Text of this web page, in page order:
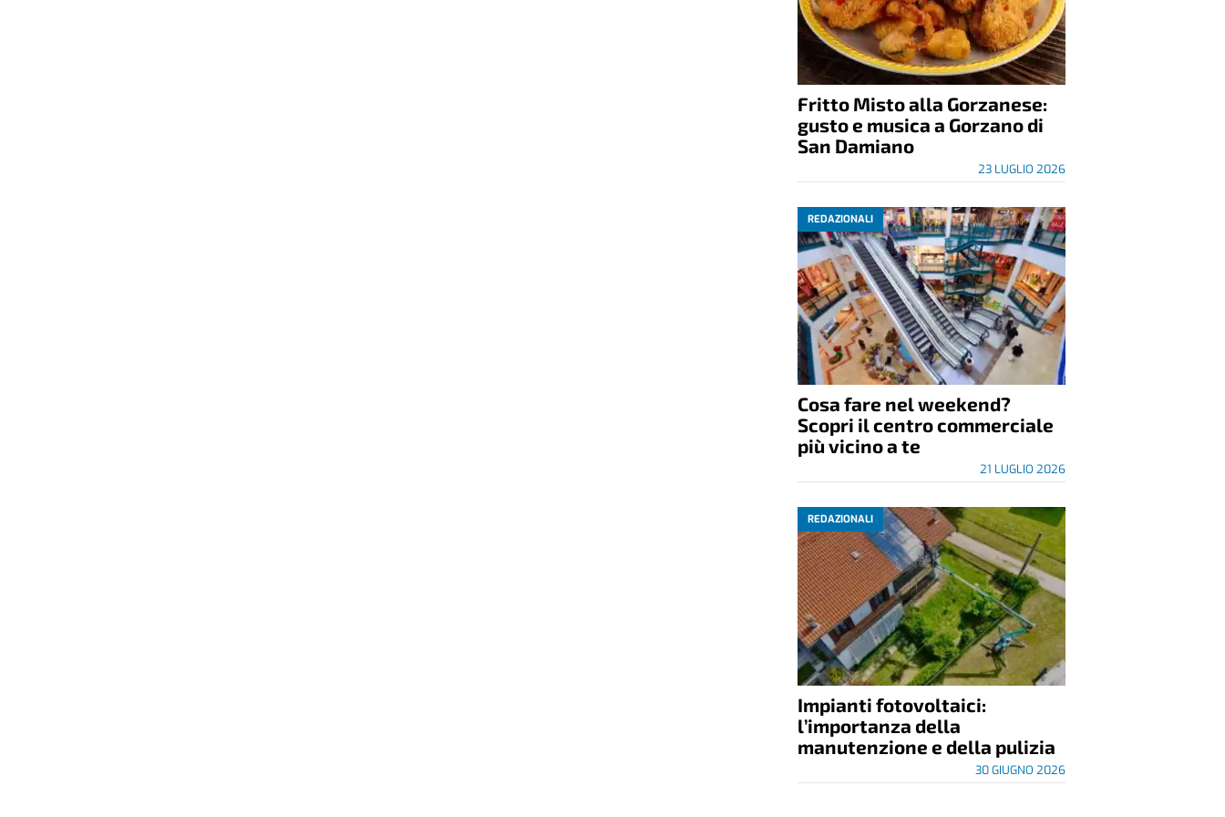
Fritto Misto alla Gorzanese:
gusto e musica a Gorzano di
San Damiano
23 LUGLIO 2026
REDAZIONALI
Cosa fare nel weekend?
Scopri il centro commerciale
più vicino a te
21 LUGLIO 2026
REDAZIONALI
Impianti fotovoltaici:
l’importanza della
manutenzione e della pulizia
30 GIUGNO 2026